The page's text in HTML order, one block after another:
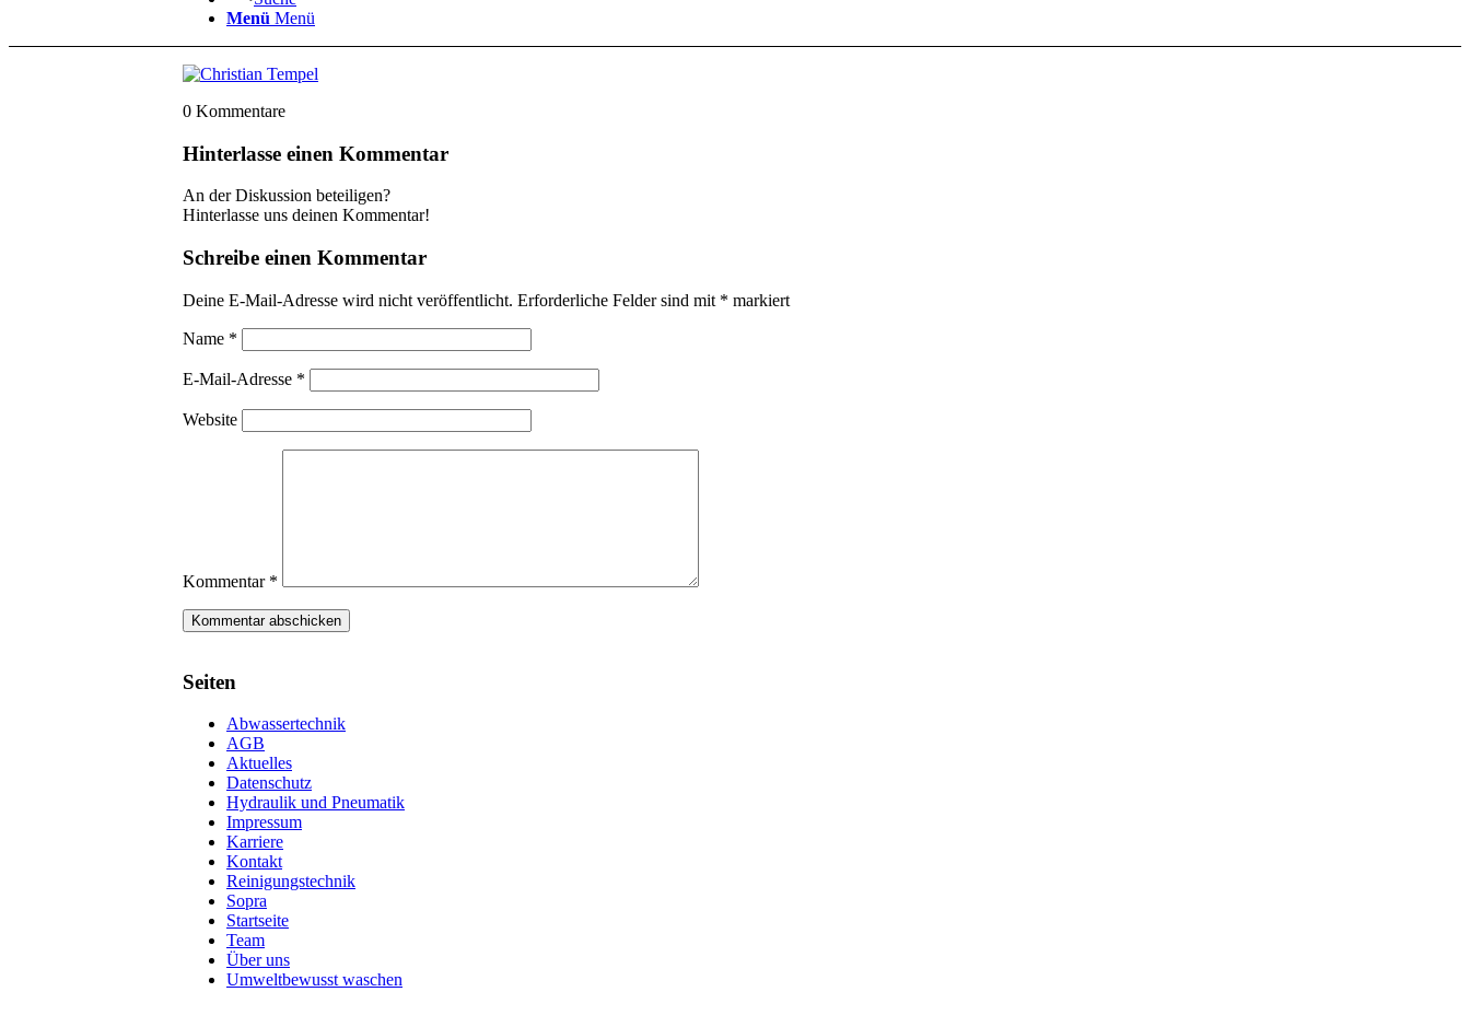
Menü Menü
0 Kommentare
Hinterlasse einen Kommentar
An der Diskussion beteiligen?
Hinterlasse uns deinen Kommentar!
Schreibe einen Kommentar
Deine E-Mail-Adresse wird nicht veröffentlicht. Erforderliche Felder sind mit * markiert
Name *
E-Mail-Adresse *
Website
Kommentar *
Seiten
Abwassertechnik
AGB
Aktuelles
Datenschutz
Hydraulik und Pneumatik
Impressum
Karriere
Kontakt
Reinigungstechnik
Sopra
Startseite
Team
Über uns
Umweltbewusst waschen